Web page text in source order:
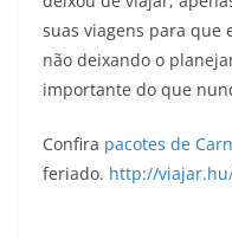
suas viagens para que
não deixando o
importante do que
Confira pacotes de
feriado. http://